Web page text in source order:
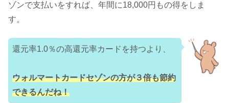
ゾンで支払いをすれば、年間に18,000円もの得をしま
す。
還元率1.0％の高還元率カードを持つより、
ウォルマートカードセゾンの方が３倍も節約
できるんだね！